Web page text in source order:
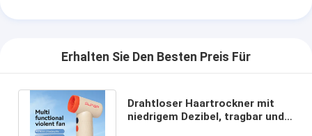
Erhalten Sie Den Besten Preis Für
Drahtloser Haartrockner mit
niedrigem Dezibel, tragbar und